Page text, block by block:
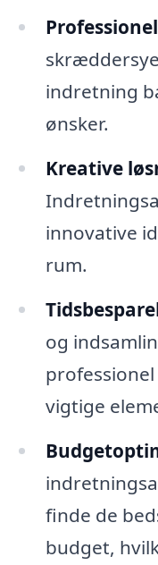
indretning
ønsker.
Kreative
innovative
rum.
og
vigtige
finde de
budget,